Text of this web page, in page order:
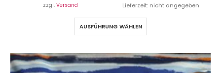
zzgl. Versand Lieferzeit: nicht angegeben
AUSFÜHRUNG WÄHLEN